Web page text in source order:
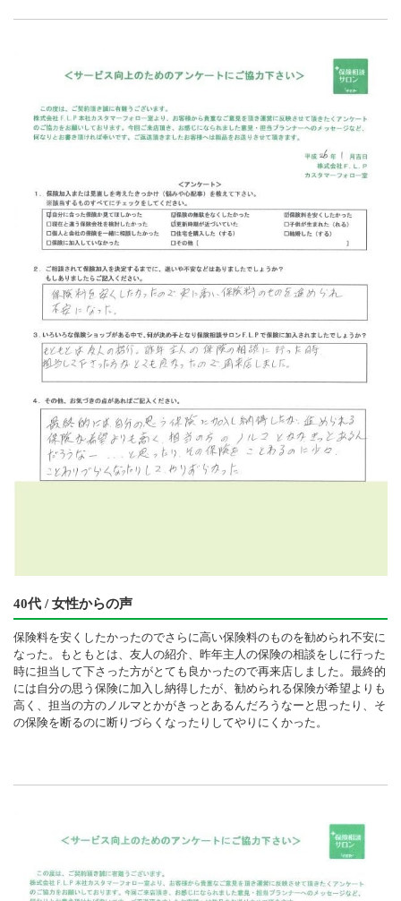
40代 / 女性からの声
保険料を安くしたかったのでさらに高い保険料のものを勧められ不安に
なった。もともとは、友人の紹介、昨年主人の保険の相談をしに行った
時に担当して下さった方がとても良かったので再来店しました。最終的
には自分の思う保険に加入し納得したが、勧められる保険が希望よりも
高く、担当の方のノルマとかがきっとあるんだろうなーと思ったり、そ
の保険を断るのに断りづらくなったりしてやりにくかった。